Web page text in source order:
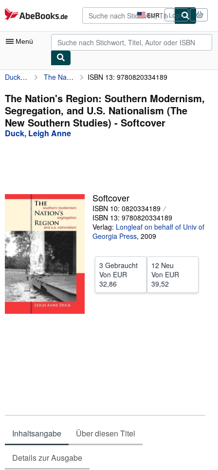
Zum Hauptinhalt
AbeBooks.de EUR
Seite
der
Einkaufseinstellungen.
Login
Menü
Nutzerkonto
Meine Bestellungen
Detailsuche
Sammlungen
Verkäufer werden
SCHLIESSEN
Duck, Leigh Anne The Nation's Region: Southern Modernism, Segregation, and U.S. Nationalism (The New Southern Studies) ISBN 13: 9780820334189
The Nation's Region: Southern Modernism,
Segregation, and U.S. Nationalism (The
New Southern Studies) - Softcover
Duck, Leigh Anne
Softcover
ISBN 10: 0820334189
ISBN 13: 9780820334189
Verlag: Longleaf on behalf of Univ of
Georgia Press, 2009
3 Gebraucht
Von EUR
32,86
12 Neu
Von EUR
39,52
Inhaltsangabe Über diesen Titel
Details zur Ausgabe